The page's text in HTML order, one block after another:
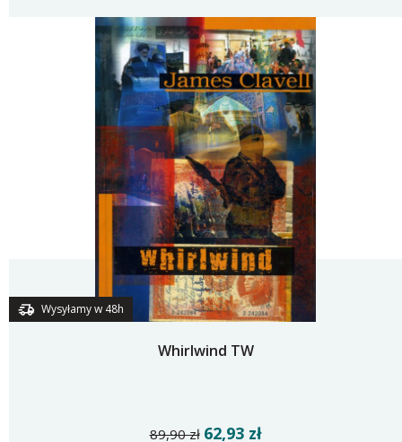
Wysyłamy w 48h
Whirlwind TW
89,90 zł 62,93 zł